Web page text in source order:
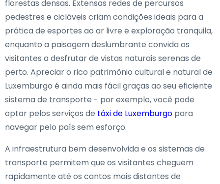
florestas densas. Extensas redes de percursos
pedestres e cicláveis criam condições ideais para a
prática de esportes ao ar livre e exploração tranquila,
enquanto a paisagem deslumbrante convida os
visitantes a desfrutar de vistas naturais serenas de
perto. Apreciar o rico patrimônio cultural e natural de
Luxemburgo é ainda mais fácil graças ao seu eficiente
sistema de transporte - por exemplo, você pode
optar pelos serviços de táxi de Luxemburgo para
navegar pelo país sem esforço.
A infraestrutura bem desenvolvida e os sistemas de
transporte permitem que os visitantes cheguem
rapidamente até os cantos mais distantes de